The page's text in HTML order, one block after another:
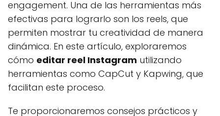
engagement. Una de las herramientas más
efectivas para lograrlo son los reels, que
permiten mostrar tu creatividad de manera
dinámica. En este artículo, exploraremos
cómo editar reel Instagram utilizando
herramientas como CapCut y Kapwing, que
facilitan este proceso.
Te proporcionaremos consejos prácticos y